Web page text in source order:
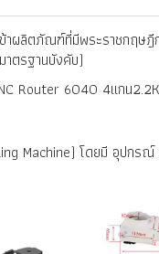
ข้าผลิตภัณฑ์ที่มีพระราชกฤษฎี
าตรฐานบังคับ)
Router 6040 4แกน
Machine) โดยมี อุปกร